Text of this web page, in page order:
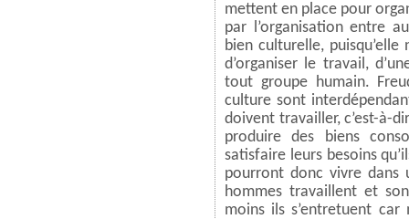
mettent en place pour
par l’organisation entre
bien culturelle,
d’organiser le travail,
tout groupe humain.
culture sont
doivent travailler, c’est-à-
produire des biens
satisfaire leurs besoins
pourront donc vivre dans
hommes travaillent et
moins ils s’entretuent